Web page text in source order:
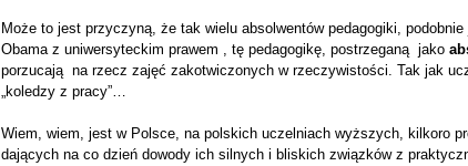
Może to jest przyczyną, że tak wielu absolwentów pedagogiki,
Obama z uniwersyteckim prawem , tę pedagogikę, postrzeganą jako
porzucają na rzecz zajęć zakotwiczonych w rzeczywistości. Tak jak
„koledzy z pracy”…
Wiem, wiem, jest w Polsce, na polskich uczelniach wyższych, kilkoro
dających na co dzień dowody ich silnych i bliskich związków z